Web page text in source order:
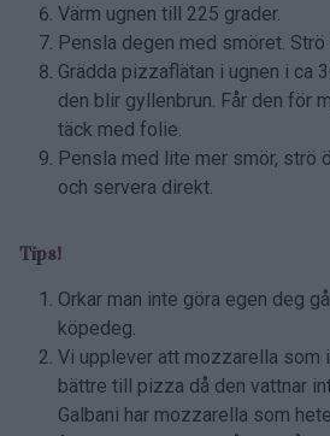
Värm ugnen till 225 grader.
Pensla degen med smöret.
Grädda pizzaflätan i ugnen i ca
den blir gyllenbrun. Får den för
täck med folie.
Pensla med lite mer smör, strö
och servera direkt.
Tips!
Orkar man inte göra egen deg
köpedeg.
Vi upplever att mozzarella som
bättre till pizza då den vattnar
Galbani har mozzarella som